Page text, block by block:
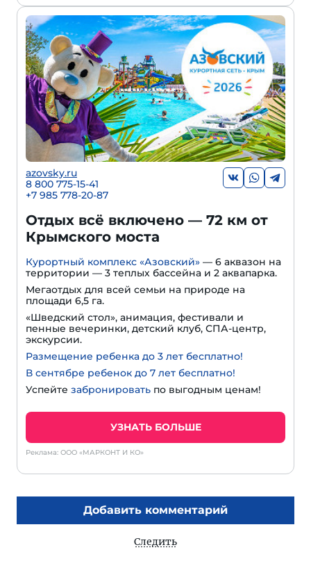
azovsky.ru
8 800 775-15-41
+7 985 778-20-87
Отдых всё включено — 72 км от
Крымского моста
Курортный комплекс «Азовский» — 6 аквазон на
территории — 3 теплых бассейна и 2 аквапарка.
Мегаотдых для всей семьи на природе на
площади 6,5 га.
«Шведский стол», анимация, фестивали и
пенные вечеринки, детский клуб, СПА-центр,
экскурсии.
Размещение ребенка до 3 лет бесплатно!
В сентябре ребенок до 7 лет бесплатно!
Успейте забронировать по выгодным ценам!
УЗНАТЬ БОЛЬШЕ
Реклама: ООО «МАРКОНТ И КО»
Добавить комментарий
Следить